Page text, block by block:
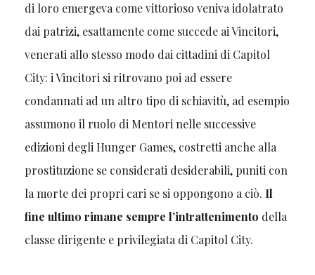
di loro emergeva come vittorioso veniva idolatrato
dai patrizi, esattamente come succede ai Vincitori,
venerati allo stesso modo dai cittadini di Capitol
City: i Vincitori si ritrovano poi ad essere
condannati ad un altro tipo di schiavitù, ad esempio
assumono il ruolo di Mentori nelle successive
edizioni degli Hunger Games, costretti anche alla
prostituzione se considerati desiderabili, puniti con
la morte dei propri cari se si oppongono a ciò. Il
fine ultimo rimane sempre l’intrattenimento della
classe dirigente e privilegiata di Capitol City.